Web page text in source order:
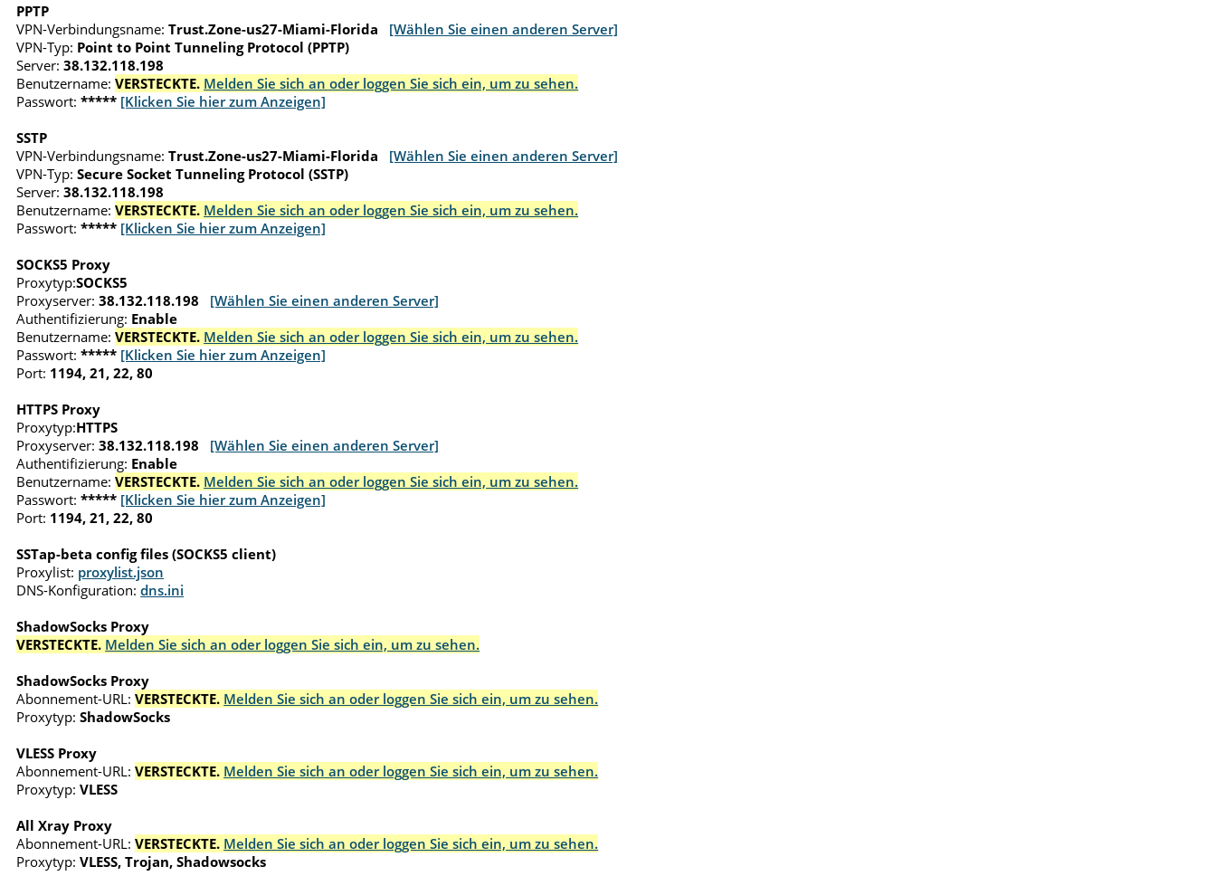
PPTP
VPN-Verbindungsname: Trust.Zone-us27-Miami-Florida
[Wählen Sie einen anderen Server]
VPN-Typ: Point to Point Tunneling Protocol (PPTP)
Server: 38.132.118.198
Benutzername: VERSTECKTE. Melden Sie sich an oder loggen Sie sich ein, um zu sehen.
Passwort: ***** [Klicken Sie hier zum Anzeigen]
SSTP
VPN-Verbindungsname: Trust.Zone-us27-Miami-Florida
[Wählen Sie einen anderen Server]
VPN-Typ: Secure Socket Tunneling Protocol (SSTP)
Server: 38.132.118.198
Benutzername: VERSTECKTE. Melden Sie sich an oder loggen Sie sich ein, um zu sehen.
Passwort: ***** [Klicken Sie hier zum Anzeigen]
SOCKS5 Proxy
Proxytyp:SOCKS5
Proxyserver: 38.132.118.198
[Wählen Sie einen anderen Server]
Authentifizierung: Enable
Benutzername: VERSTECKTE. Melden Sie sich an oder loggen Sie sich ein, um zu sehen.
Passwort: ***** [Klicken Sie hier zum Anzeigen]
Port: 1194, 21, 22, 80
HTTPS Proxy
Proxytyp:HTTPS
Proxyserver: 38.132.118.198
[Wählen Sie einen anderen Server]
Authentifizierung: Enable
Benutzername: VERSTECKTE. Melden Sie sich an oder loggen Sie sich ein, um zu sehen.
Passwort: ***** [Klicken Sie hier zum Anzeigen]
Port: 1194, 21, 22, 80
SSTap-beta config files (SOCKS5 client)
Proxylist: proxylist.json
DNS-Konfiguration: dns.ini
ShadowSocks Proxy
VERSTECKTE. Melden Sie sich an oder loggen Sie sich ein, um zu sehen.
ShadowSocks Proxy
Abonnement-URL: VERSTECKTE. Melden Sie sich an oder loggen Sie sich ein, um zu sehen.
Proxytyp: ShadowSocks
VLESS Proxy
Abonnement-URL: VERSTECKTE. Melden Sie sich an oder loggen Sie sich ein, um zu sehen.
Proxytyp: VLESS
All Xray Proxy
Abonnement-URL: VERSTECKTE. Melden Sie sich an oder loggen Sie sich ein, um zu sehen.
Proxytyp: VLESS, Trojan, Shadowsocks